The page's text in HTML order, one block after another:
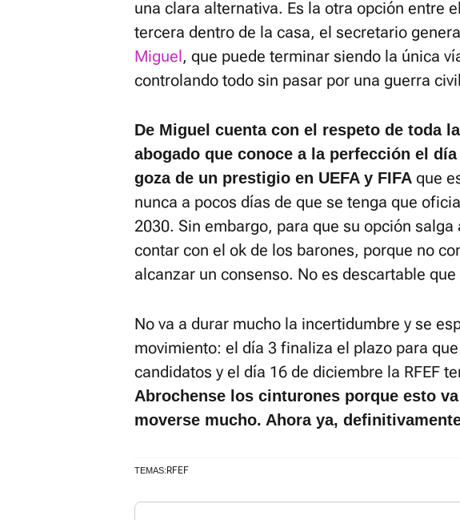
una clara alternativa. Es la otra opción entre
tercera dentro de la casa, el secretario
Miguel, que puede terminar siendo la única
controlando todo sin pasar por una guerra
De Miguel cuenta con el respeto de toda
abogado que conoce a la perfección el
goza de un prestigio en UEFA y FIFA que
nunca a pocos días de que se tenga que
2030. Sin embargo, para que su opción
contar con el ok de los barones, porque no
alcanzar un consenso. No es descartable
No va a durar mucho la incertidumbre y se
movimiento: el día 3 finaliza el plazo para
candidatos y el día 16 de diciembre la RFEF
Abrochense los cinturones porque esto
moverse mucho. Ahora ya,
TEMAS: RFEF